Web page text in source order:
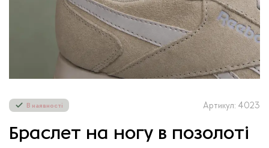
В наявності Артикул: 4023
Браслет на ногу в позолоті